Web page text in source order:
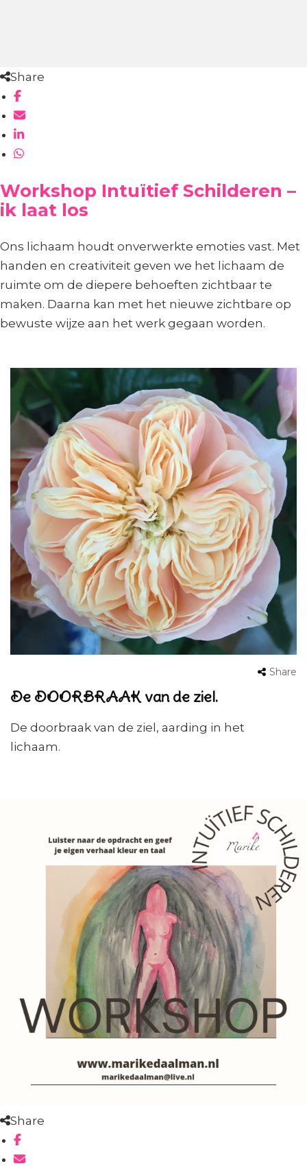
Share
Workshop Intuïtief Schilderen –
ik laat los
Ons lichaam houdt onverwerkte emoties vast. Met
handen en creativiteit geven we het lichaam de
ruimte om de diepere behoeften zichtbaar te
maken. Daarna kan met het nieuwe zichtbare op
bewuste wijze aan het werk gegaan worden.
Share
De DOORBRAAK van de ziel.
De doorbraak van de ziel, aarding in het
lichaam.
Share